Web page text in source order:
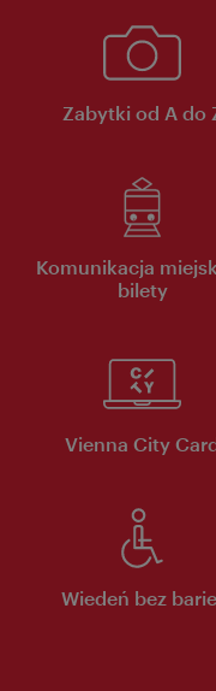
Zabytki od A do
Komunikacja
bilety
Vienna City
Wiedeń bez